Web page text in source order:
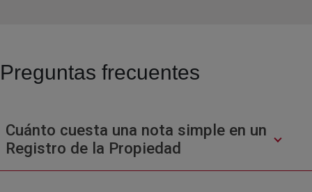
Preguntas frecuentes
Cuánto cuesta una nota simple en un
Registro de la Propiedad